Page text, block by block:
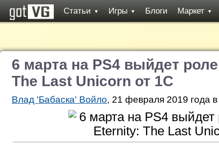
Статьи ▼ Игры ▼ Блоги Маркет ▼
6 марта на PS4 выйдет
The Last Unicorn от 1С
Влад 'Бабаска' Войло, 21 февраля 2019 года